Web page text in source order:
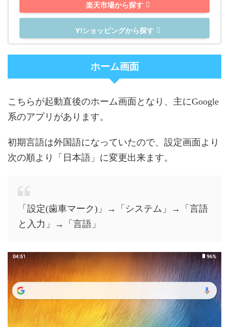
楽天市場から探す
Y!ショッピングから探す
ホーム画面
こちらが起動直後のホーム画面となり、主にGoogle
系のアプリがあります。
初期言語は外国語になっていたので、設定画面より
次の順より「日本語」に変更出来ます。
「設定(歯車マーク)」→「システム」→「言語
と入力」→「言語」